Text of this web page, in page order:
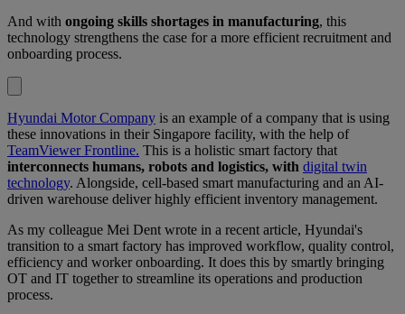
And with ongoing skills shortages in manufacturing, this
technology strengthens the case for a more efficient recruitment and
onboarding process.
Hyundai Motor Company is an example of a company that is using
these innovations in their Singapore facility, with the help of
TeamViewer Frontline. This is a holistic smart factory that
interconnects humans, robots and logistics, with digital twin
technology. Alongside, cell-based smart manufacturing and an AI-
driven warehouse deliver highly efficient inventory management.
As my colleague Mei Dent wrote in a recent article, Hyundai's
transition to a smart factory has improved workflow, quality control,
efficiency and worker onboarding. It does this by smartly bringing
OT and IT together to streamline its operations and production
process.